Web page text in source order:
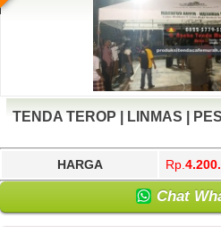
TENDA TEROP | LINMAS |
HARGA Rp.
Chat